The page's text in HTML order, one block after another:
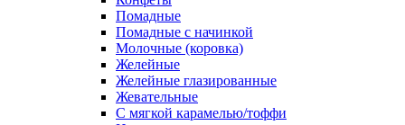
Помадные
Помадные с начинкой
Молочные (коровка)
Желейные
Желейные глазированные
Жевательные
С мягкой карамелью/тоффи